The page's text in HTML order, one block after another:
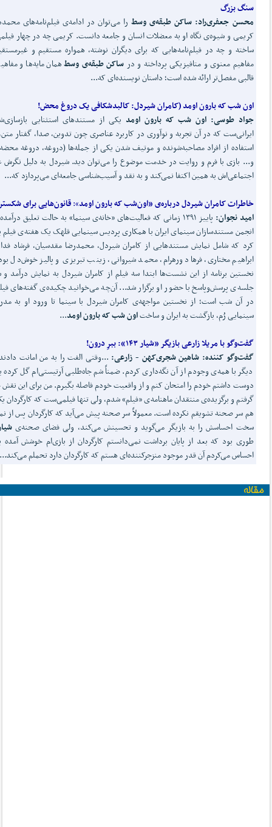
سنگ بزرگ
محسن جعفریراد: ساکن طبقه‌ی وسطرا می‌توان در ادامه‌ی فیلم‌نامه‌های
کریمی و شیوه‌ی نگاه او به معضلات انسان و جامعه دانست. کریمی چه در چهار
ساخته و چه در فیلم‌نامه‌هایی که برای دیگران نوشته، همواره مستقیم و
مفاهیم معنوی و متافیزیکی پرداخته و در ساکن طبقه‌ی وسطهمان مایه‌ها و
قالبی مفصل‌تر ارائه شده است؛ داستان نویسنده‌ای که...
اون شب که بارون اومد (کامران شیردل:کالبدشکافی یک دروغ محض!
جواد طوسی: اون شب که بارون اومد یکی از مستندهای استثنایی
ایرانی‌ست که در آن تجربه و نوآوری در کاربرد عناصری چون تدوین، صدا، گفتار
استفاده از افراد مصاحبه‌شونده و موتیف شدن یکی از جمله‌ها (دروغه، دروغه
و... بازی با فرم و روایت در خدمت موضوع را می‌توان دید. شیردل به دلیل نگرش
اجتماعی‌اش به همین اکتفا نمی‌کند و به نقد و آسیب‌شناسی جامعه‌ای می‌پردازد که...
خاطرات کامران شیردل درباره‌ی «اونشب که بارون اومد»:قانونهایی برای
امید نجوان:
پاییز ۱۳۹۱ زمانی که فعالیت‌های «خانه‌ی سینما» به حالت تعلیق
انجمن‌ مستندسازان سینمای ایران با همکاری پردیس سینمایی قلهک یک هفته‌ی فیلم
کرد که شامل نمایش مستندهایی از کامران شیردل، محمدرضا مقدسیان، فرشاد
ابراهیم مختاری، فرهاد ورهرام، محمد شیروانی، زینب تبریزی و پالیز خوش‌دل
نخستین برنامه از این نشست‌ها ابتدا سه فیلم از کامران شیردل به نمایش درآمد
جلسه‌ی پرسش‌وپاسخ با حضور او برگزار شد... آن‌چه می‌خوانید چکیده‌ی گفته‌های
در آن شب است؛ از نخستین مواجهه‌ی کامران شیردل با سینما تا ورود او به
سینمایی رُم، بازگشت به ایران و ساختاون شب که بارون اومد...
گفتوگو با مریلا زارعی بازیگر «شیار ۱۴۳»:
ببرِ درون!
گفت‌و‌گو کننده: شاهین شجری‌کهن - زارعی: ...وقتی الفت را به من امانت
دیگر با همه‌ی وجودم از آن نگه‌داری کردم. ضمناً شم جاه‌طلبی آرتیستی‌ام گل کرده
دوست داشتم خودم را امتحان کنم و از واقعیت خودم فاصله بگیرم. من برای این نقش
گرفتم و برگزیده‌ی منتقدان ماهنامه‌ی «فیلم» شدم، ولی تنها فیلمی‌ست که کارگردان
هم سر صحنه تشویقم نکرده است. معمولاً سر صحنه پیش می‌آید که کارگردان پس از
سخت احساسش را به بازیگر می‌گوید و تحسینش می‌کند، ولی فضای صحنه‌ی
طوری بود که بعد از پایان برداشت نمی‌دانستم کارگردان از بازی‌ام خوشش آمده
احساس می‌کردم آن قدر موجود منزجرکننده‌ای هستم که کارگردان دارد تحملم